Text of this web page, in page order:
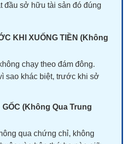
đầu sở hữu tài sản đó đúng
KHI XUỐNG TIỀN (Không
chạy theo đám đông.
sao khác biệt, trước khi sở
(Không Qua Trung
qua chứng chỉ, không